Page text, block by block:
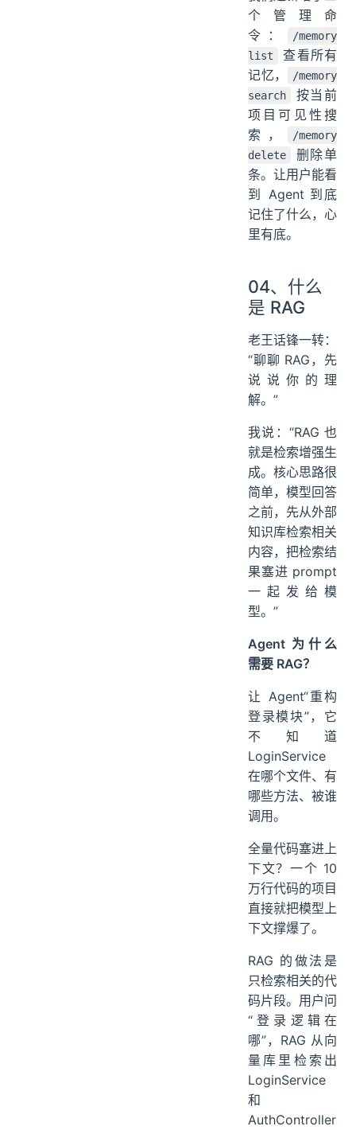
个管理命
令：
/memory
list
查看所有
记忆，
/memory
search
按当前
项目可见性搜
索，
/memory
delete
删除单
条。让用户能看
到 Agent 到底
记住了什么，心
里有底。
04、什么
是 RAG
老王话锋一转：
“聊聊 RAG，先
说说你的理
解。”
我说：“RAG 也
就是检索增强生
成。核心思路很
简单，模型回答
之前，先从外部
知识库检索相关
内容，把检索结
果塞进 prompt
一起发给模
型。”
Agent 为什么
需要 RAG？
让 Agent“重构
登录模块”，它
不知道
LoginService
在哪个文件、有
哪些方法、被谁
调用。
全量代码塞进上
下文？一个 10
万行代码的项目
直接就把模型上
下文撑爆了。
RAG 的做法是
只检索相关的代
码片段。用户问
“登录逻辑在
哪”，RAG 从向
量库里检索出
LoginService
和
AuthController